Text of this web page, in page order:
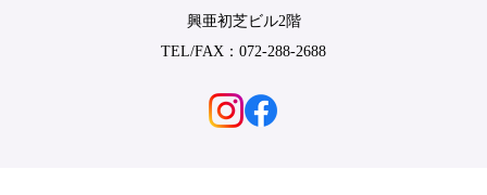
興亜初芝ビル2階
TEL/FAX：072-288-2688